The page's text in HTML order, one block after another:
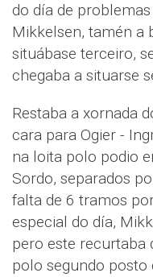
do día de
Mikkelsen, tamén a
situábase terceiro,
chegaba a situarse
Restaba a xornada
cara para Ogier -
na loita polo podio
Sordo, separados
falta de 6 tramos
especial do día,
pero este recurtaba
polo segundo posto